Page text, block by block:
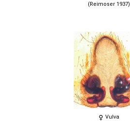
(Reimoser 1937)
Vulva